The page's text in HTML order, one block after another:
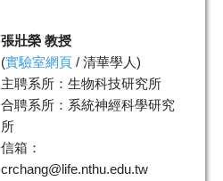
張壯榮 教授
(實驗室網頁 / 清華學人)
主聘系所：生物科技研究所
合聘系所：系統神經科學研究
所
信箱：
crchang@life.nthu.edu.tw